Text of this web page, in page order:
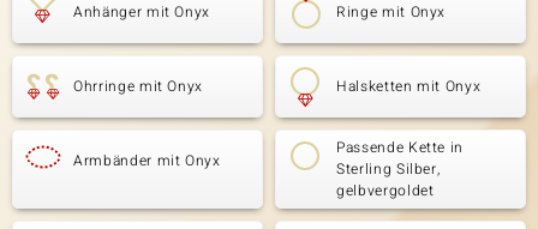
Anhänger mit Onyx Ringe mit Onyx
Ohrringe mit Onyx Halsketten mit Onyx
Armbänder mit Onyx
Passende Kette in
Sterling Silber,
gelbvergoldet